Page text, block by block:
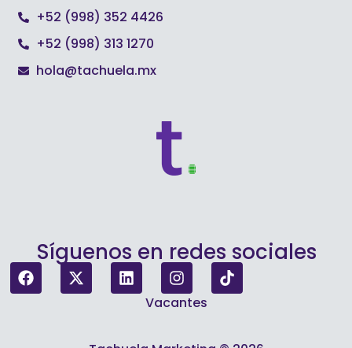
+52 (998) 352 4426
+52 (998) 313 1270
hola@tachuela.mx
Síguenos en redes sociales
Vacantes